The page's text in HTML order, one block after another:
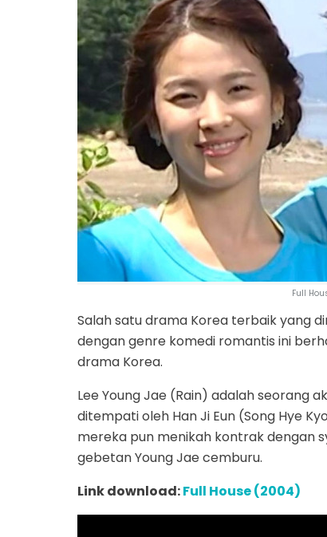
Full
Salah satu drama Korea terbaik yang
dengan genre komedi romantis ini
drama Korea.
Lee Young Jae (Rain) adalah seorang
ditempati oleh Han Ji Eun (Song Hye
mereka pun menikah kontrak dengan
gebetan Young Jae cemburu.
Link download:Full House (2004)